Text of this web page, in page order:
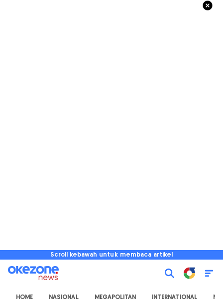
Scroll kebawah untuk membaca artikel
HOME NASIONAL MEGAPOLITAN INTERNATIONAL